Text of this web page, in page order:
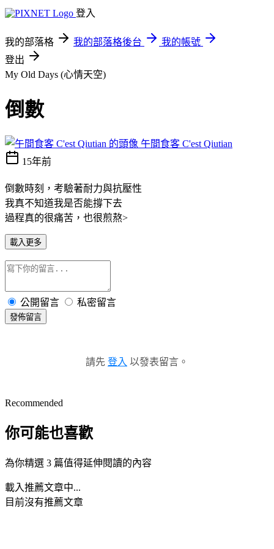
登入
我的部落格 我的部落格後台
我的帳號
登出
My Old Days (心情天空)
倒數
午間食客 C'est Qiutian
15年前
倒數時刻，考驗著耐力與抗壓性
我真不知道我是否能撐下去
過程真的很痛苦，也很煎熬>
載入更多
公開留言 私密留言
發佈留言
請先 登入 以發表留言。
Recommended
你可能也喜歡
為你精選 3 篇值得延伸閱讀的內容
載入推薦文章中...
目前沒有推薦文章